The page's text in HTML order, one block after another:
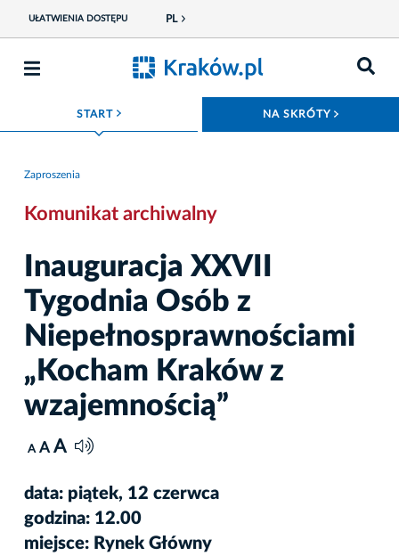
UŁATWIENIA DOSTĘPU PL
START ROZWIŃ MENU NA SKRÓTY
Zaproszenia
Komunikat archiwalny
Inauguracja XXVII
Tygodnia Osób z
Niepełnosprawnościami
„Kocham Kraków z
wzajemnością”
A A A
data: piątek, 12 czerwca
godzina: 12.00
miejsce: Rynek Główny